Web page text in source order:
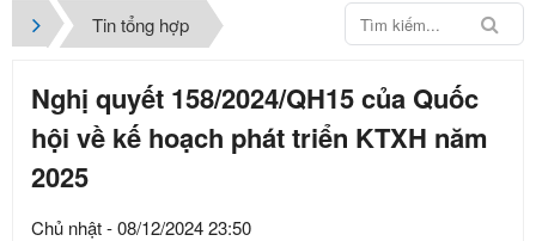
Tin tổng hợp
Nghị quyết 158/2024/QH15 của Quốc
hội về kế hoạch phát triển KTXH năm
2025
Chủ nhật - 08/12/2024 23:50